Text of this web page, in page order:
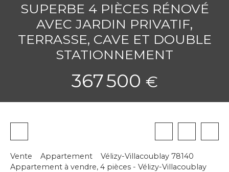
SUPERBE 4 PIÈCES RÉNOVÉ
AVEC JARDIN PRIVATIF,
TERRASSE, CAVE ET DOUBLE
STATIONNEMENT
367 500 €
Vente Appartement
Vélizy-Villacoublay 78140
Appartement à vendre, 4 pièces - Vélizy-Villacoublay